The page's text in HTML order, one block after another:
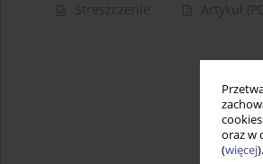
oraz w
(więcej).
Streszczenie Artykuł